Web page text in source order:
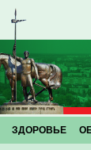
ЗДОРОВЬЕ